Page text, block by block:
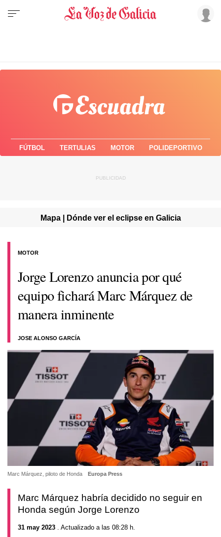
FÚTBOL TERTULIAS MOTOR POLIDEPORTIVO
Mapa | Dónde ver el eclipse en Galicia
Jorge Lorenzo anuncia por qué
equipo fichará Marc Márquez de
manera inminente
JOSE ALONSO GARCÍA
MOTOR
Marc Márquez, piloto de Honda Europa Press
Marc Márquez habría decidido no seguir en
Honda según Jorge Lorenzo
31 may 2023 . Actualizado a las 08:28 h.